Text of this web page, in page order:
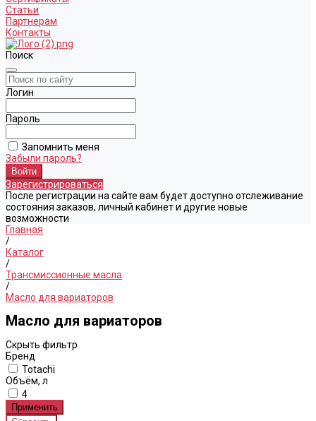
Статьи
Партнерам
Контакты
Поиск
Логин
Пароль
Запомнить меня
Забыли пароль?
Зарегистрироваться
После регистрации на сайте вам будет доступно отслеживание
состояния заказов, личный кабинет и другие новые
возможности
Главная
/
Каталог
/
Трансмиссионные масла
/
Масло для вариаторов
Масло для вариаторов
Скрыть фильтр
Бренд
Totachi
Объём, л
4